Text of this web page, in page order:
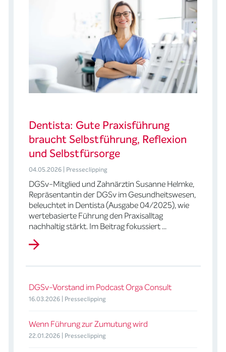
Dentista: Gute Praxisführung
braucht Selbstführung, Reflexion
und Selbstfürsorge
04.05.2026 | Presseclipping
DGSv-Mitglied und Zahnärztin Susanne Helmke,
Repräsentantin der DGSv im Gesundheitswesen,
beleuchtet in Dentista (Ausgabe 04/2025), wie
wertebasierte Führung den Praxisalltag
nachhaltig stärkt. Im Beitrag fokussiert ...
DGSv-Vorstand im Podcast Orga Consult
16.03.2026 | Presseclipping
Wenn Führung zur Zumutung wird
22.01.2026 | Presseclipping